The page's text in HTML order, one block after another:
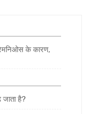
के कारण,
जाता है?